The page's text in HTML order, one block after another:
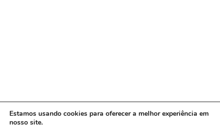
Estamos usando cookies para oferecer a melhor experiência em
nosso site.